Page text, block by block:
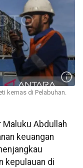
kemas di Pelabuhan.
Maluku Abdullah
keuangan
kepulauan di